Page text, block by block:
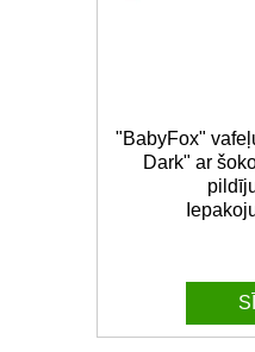
"BabyFox"
Dark" ar